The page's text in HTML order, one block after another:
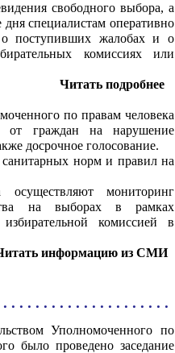
свободного выбора, а
специалистам оперативно
о поступивших жалобах и о
комиссиях или
Читать подробнее
по правам человека
граждан на нарушение
досрочное голосование.
норм и правил на
мониторинг
на выборах в рамках
комиссией в
информацию из СМИ
. . . . . . . . . . . . . . . . . . . .
Уполномоченного по
было проведено заседание